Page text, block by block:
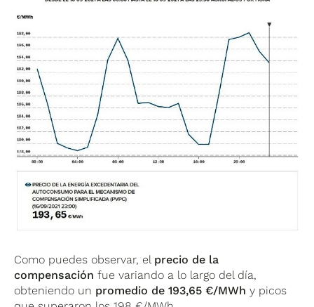
Como puedes observar, el precio de la
compensaciónfue variando a lo largo del día,
obteniendo un promedio de 193,65 €/MWh y picos